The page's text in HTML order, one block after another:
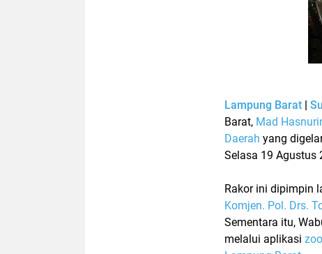
Lampung Barat |
Barat, Mad
Daerah yang
Selasa 19 Agustus
Rakor ini dipimpin
Komjen. Pol. Drs.
Sementara itu,
melalui aplikasi